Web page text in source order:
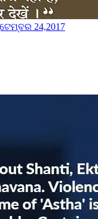
24,2017